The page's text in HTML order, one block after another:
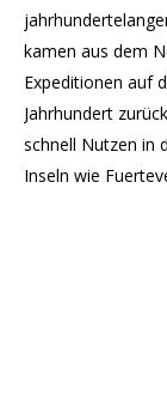
kamen aus dem
Expeditionen auf
Jahrhundert
schnell Nutzen in
Inseln wie